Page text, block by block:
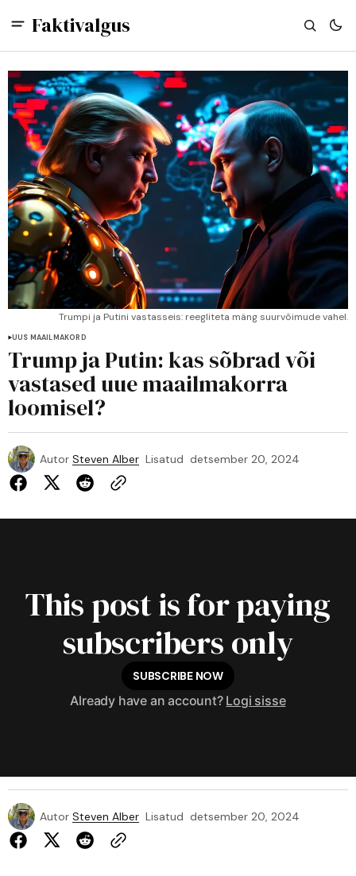
Faktivalgus
Trumpi ja Putini vastasseis: reegliteta mäng suurvõimude vahel.
UUS MAAILMAKORD
Trump ja Putin: kas sõbrad või
vastased uue maailmakorra
loomisel?
Autor Steven Alber Lisatud detsember 20, 2024
This post is for paying
subscribers only
SUBSCRIBE NOW
Already have an account? Logi sisse
Autor Steven Alber Lisatud detsember 20, 2024